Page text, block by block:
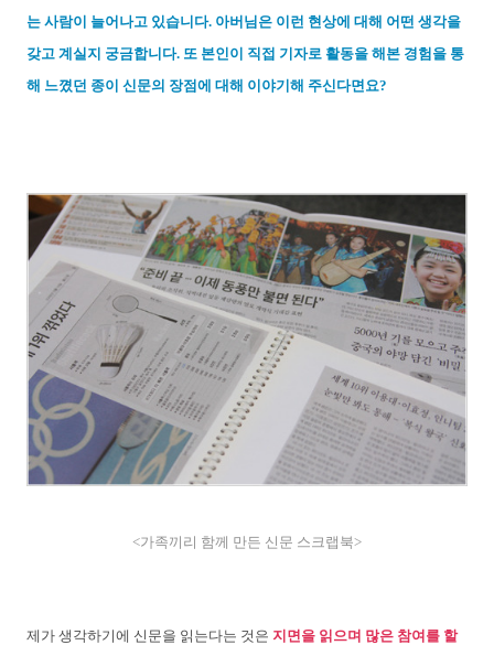
는 사람이 늘어나고 있습니다. 아버님은 이런 현상에 대해 어떤 생각을
갖고 계실지 궁금합니다. 또 본인이 직접 기자로 활동을 해본 경험을 통
해 느꼈던 종이 신문의 장점에 대해 이야기해 주신다면요?
<가족끼리 함께 만든 신문 스크랩북>
제가 생각하기에 신문을 읽는다는 것은 지면을 읽으며 많은 참여를 할